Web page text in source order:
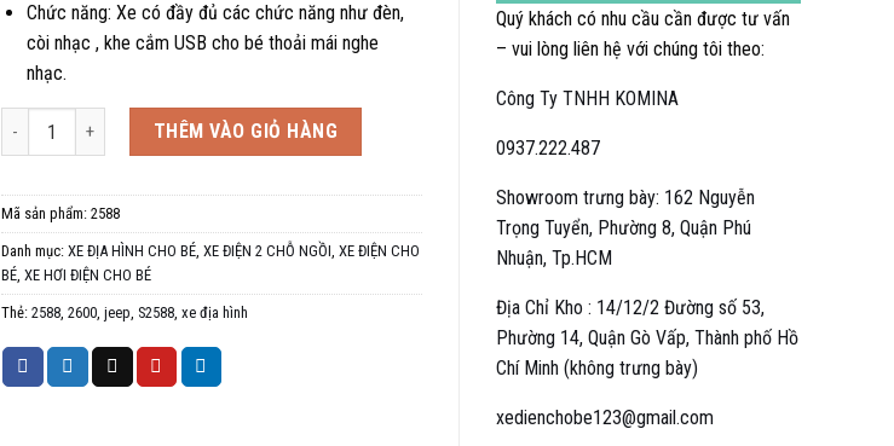
Quý khách có nhu cầu cần được tư vấn
– vui lòng liên hệ với chúng tôi theo:
Công Ty TNHH KOMINA
0937.222.487
Showroom trưng bày: 162 Nguyễn
Trọng Tuyển, Phường 8, Quận Phú
Nhuận, Tp.HCM
Địa Chỉ Kho : 14/12/2 Đường số 53,
Phường 14, Quận Gò Vấp, Thành phố Hồ
Chí Minh (không trưng bày)
xedienchobe123@gmail.com
Chức năng: Xe có đầy đủ các chức năng như đèn,
còi nhạc , khe cắm USB cho bé thoải mái nghe
nhạc.
Xe địa hình cho bé tải trọng lớn S 2588 2600 tối đa 70 ký, 1-10 tuổi số lượng
THÊM VÀO GIỎ HÀNG
Mã sản phẩm: 2588
Danh mục: XE ĐỊA HÌNH CHO BÉ, XE ĐIỆN 2 CHỖ NGỒI, XE ĐIỆN CHO
BÉ, XE HƠI ĐIỆN CHO BÉ
Thẻ: 2588, 2600, jeep, S2588, xe địa hình